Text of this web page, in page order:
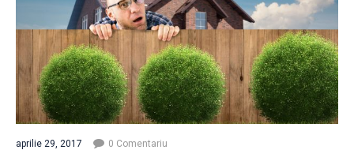
aprilie 29, 2017 0 Comentariu